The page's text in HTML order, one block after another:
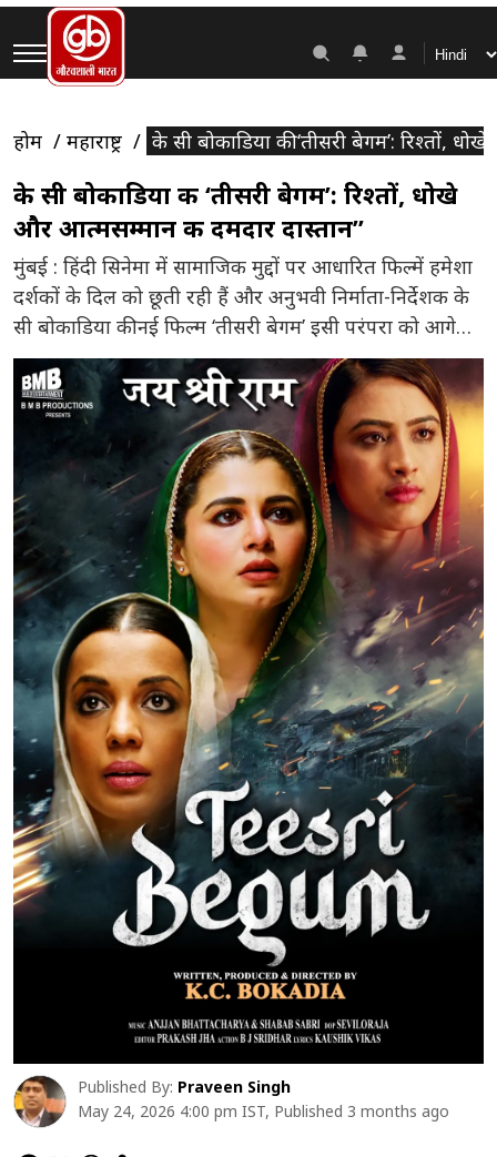
होम महाराष्ट्र के सी बोकाडिया की ‘तीसरी बेगम’: रिश्तों,
के सी बोकाडिया की ‘तीसरी बेगम’: रिश्तों, धोखे
और आत्मसम्मान की दमदार दास्तान”
मुंबई : हिंदी सिनेमा में सामाजिक मुद्दों पर आधारित फिल्में हमेशा
दर्शकों के दिल को छूती रही हैं और अनुभवी निर्माता-निर्देशक के
सी बोकाडिया की नई फिल्म ‘तीसरी बेगम’ इसी परंपरा को आगे
बढ़ाती है। तेरी मेहरबानियाँ, प्यार झुकता नहीं और आज का
अर्जुन जैसी यादगार फिल्में देने वाले बोकाडिया इस बार महिला
सशक्तिकरण और […]
Published By: Praveen Singh
May 24, 2026 4:00 pm IST, Published 3 months ago